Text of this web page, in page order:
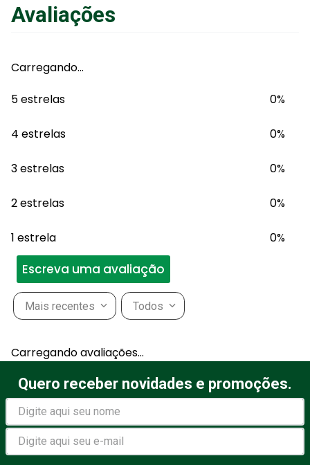
Adicionar ao Carrinho
Avaliações
Carregando…
5 estrelas
0%
4 estrelas 0%
3 estrelas 0%
2 estrelas 0%
1 estrela 0%
Escreva uma avaliação
Avalie o produto de 1 a 5
estrelas
Mais recentes Todos
Carregando avaliações…
Quero receber novidades e promoções.